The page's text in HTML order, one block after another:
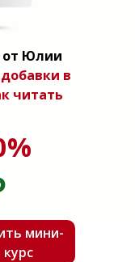
мини-
курс
от Юлии
в
читать